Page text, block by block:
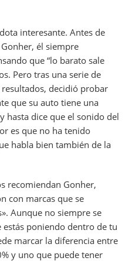
interesante. Antes de
él siempre
que “lo barato sale
Pero tras una serie de
decidió probar
que su auto tiene una
hasta dice que el sonido del
es que no ha tenido
habla bien también de la
recomiendan Gonher,
con marcas que se
Aunque no siempre se
poniendo dentro de tu
marcar la diferencia entre
y uno que puede tener